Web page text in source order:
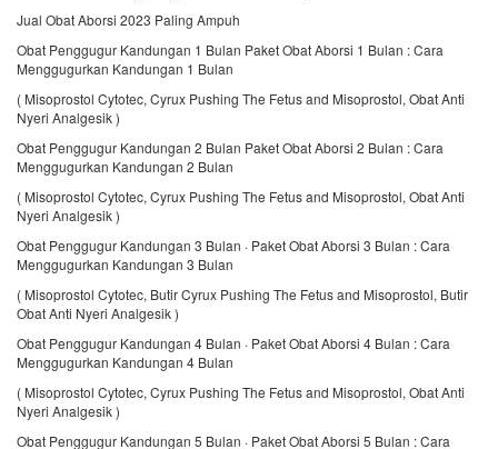
Jual Obat Aborsi 2023 Paling Ampuh
Obat Penggugur Kandungan 1 Bulan Paket Obat Aborsi 1 Bulan : Cara
Menggugurkan Kandungan 1 Bulan
( Misoprostol Cytotec, Cyrux Pushing The Fetus and Misoprostol, Obat Anti
Nyeri Analgesik )
Obat Penggugur Kandungan 2 Bulan Paket Obat Aborsi 2 Bulan : Cara
Menggugurkan Kandungan 2 Bulan
( Misoprostol Cytotec, Cyrux Pushing The Fetus and Misoprostol, Obat Anti
Nyeri Analgesik )
Obat Penggugur Kandungan 3 Bulan · Paket Obat Aborsi 3 Bulan : Cara
Menggugurkan Kandungan 3 Bulan
( Misoprostol Cytotec, Butir Cyrux Pushing The Fetus and Misoprostol, Butir
Obat Anti Nyeri Analgesik )
Obat Penggugur Kandungan 4 Bulan · Paket Obat Aborsi 4 Bulan : Cara
Menggugurkan Kandungan 4 Bulan
( Misoprostol Cytotec, Cyrux Pushing The Fetus and Misoprostol, Obat Anti
Nyeri Analgesik )
Obat Penggugur Kandungan 5 Bulan · Paket Obat Aborsi 5 Bulan : Cara